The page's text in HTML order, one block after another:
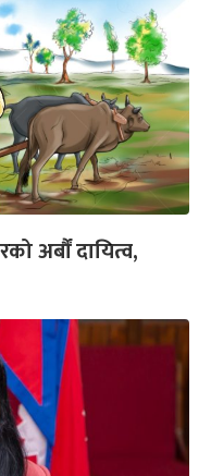
अर्बौं दायित्व,